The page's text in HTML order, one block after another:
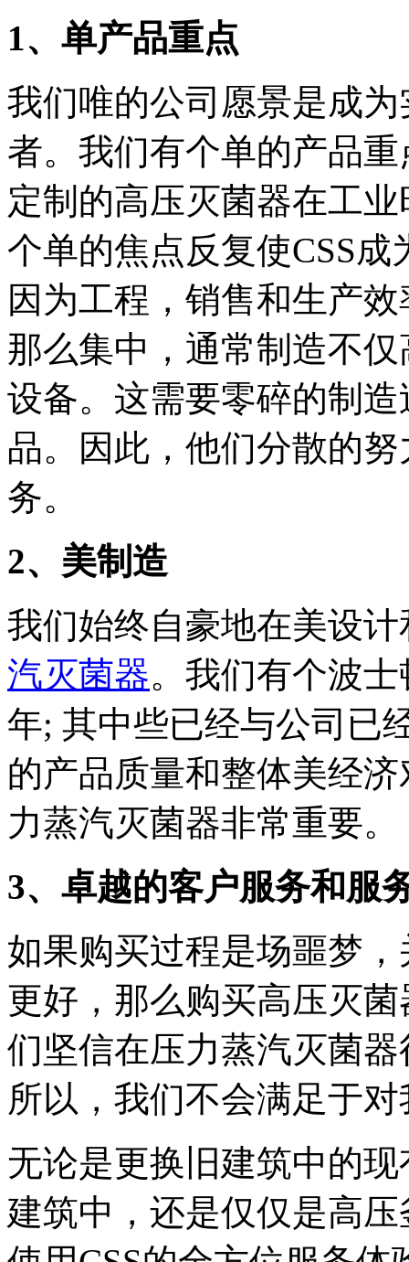
1、单产品重点
我们唯的公司愿景是成
者。我们有个单的产品
定制的高压灭菌器在工
个单的焦点反复使CSS
因为工程，销售和生产
那么集中，通常制造不
设备。这需要零碎的制
品。因此，他们分散的
务。
2、美制造
我们始终自豪地在美设
汽灭菌器。我们有个波
年; 其中些已经与公司已
的产品质量和整体美经
力蒸汽灭菌器非常重要。
3、卓越的客户服务和服
如果购买过程是场噩梦
更好，那么购买高压灭
们坚信在压力蒸汽灭菌
所以，我们不会满足于
无论是更换旧建筑中的
建筑中，还是仅仅是高